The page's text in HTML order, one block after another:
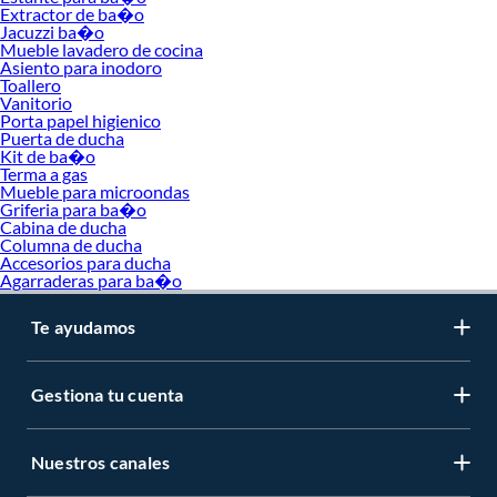
distribución del espacio. Además, existen alternativas tipo isla y configuraciones
modulares que permiten personalizar la organización. Los
de cocinason muy buscados porque facilitan futuras ampliaciones y cambios
según las necesidades del hogar.
Materiales y acabados más usados en muebles de cocina
Los materiales cumplen un papel fundamental en la durabilidad de un mueble de
cocina. El MDF es uno de los más utilizados debido a su superficie uniforme y
facilidad para lograr acabados modernos. También existen opciones en
melamina y tableros laminados que ofrecen buena resistencia al uso cotidiano.
En cocinas con alta exposición a humedad o calor, es importante elegir
estructuras resistentes y fáciles de mantener. Muchos
almacenamiento para cocinaincluyen recubrimientos protectores que ayudan a
prolongar la vida útil del producto y facilitan la limpieza después de cocinar.
utensilios ordenados y accesibles. Los compartimentos internos, cajones y
repisas permiten separar alimentos, ollas y accesorios, evitando acumulación
Extractor de ba�o
Jacuzzi ba�o
Mueble lavadero de cocina
Asiento para inodoro
Toallero
Vanitorio
Porta papel higienico
Puerta de ducha
Kit de ba�o
Terma a gas
Mueble para microondas
Griferia para ba�o
Cabina de ducha
Columna de ducha
Accesorios para ducha
Agarraderas para ba�o
Te ayudamos
Gestiona tu cuenta
Nuestros canales